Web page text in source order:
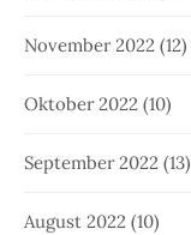
November 2022 (12)
Oktober 2022 (10)
September 2022 (13)
August 2022 (10)